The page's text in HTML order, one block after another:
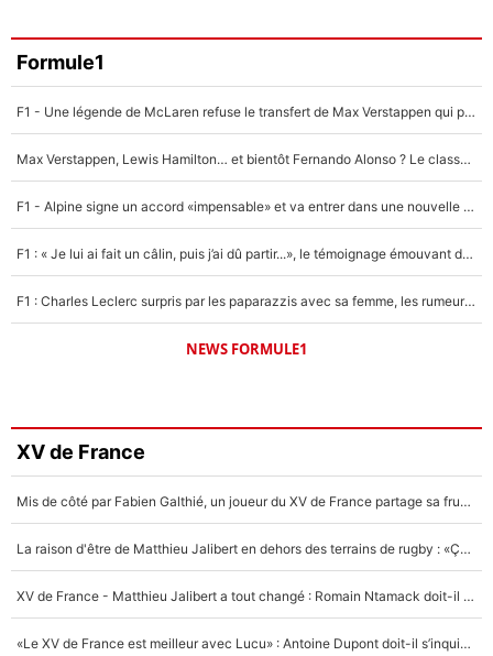
Formule1
F1 - Une légende de McLaren refuse le transfert de Max Verstappen qui pourrait «faire des vagues» et plomber l'ambiance dans l'équipe
Max Verstappen, Lewis Hamilton… et bientôt Fernando Alonso ? Le classement des pilotes les mieux payés en Formule 1 risque de changer !
F1 - Alpine signe un accord «impensable» et va entrer dans une nouvelle dimension : Grande nouvelle pour Pierre Gasly !
F1 : « Je lui ai fait un câlin, puis j’ai dû partir...», le témoignage émouvant de Max Verstappen sur sa fille
F1 : Charles Leclerc surpris par les paparazzis avec sa femme, les rumeurs étaient vraies !
NEWS FORMULE1
XV de France
Mis de côté par Fabien Galthié, un joueur du XV de France partage sa frustration : «ils ne me l’ont pas dit tout de suite»
La raison d'être de Matthieu Jalibert en dehors des terrains de rugby : «Ça m'atteint autant que si tu touches à un membre de ma famille»
XV de France - Matthieu Jalibert a tout changé : Romain Ntamack doit-il s’inquiéter pour sa place à un an de la Coupe du monde ?
«Le XV de France est meilleur avec Lucu» : Antoine Dupont doit-il s’inquiéter pour sa place ?